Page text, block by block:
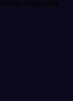
nesiguranta